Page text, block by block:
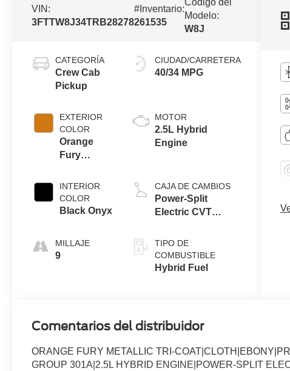
VIN:
3FTTW8J34TRB28278
#Inventario:
261535
Código del
Modelo:
W8J
CATEGORÍA
Crew Cab
Pickup
EXTERIOR
COLOR
Orange
Fury
Coat
INTERIOR
COLOR
Black Onyx
MILLAJE
9
CIUDAD/CARRETERA
40/34 MPG
MOTOR
2.5L Hybrid
Engine
CAJA DE CAMBIOS
Power-Split
Electric CVT
TIPO DE
COMBUSTIBLE
Hybrid Fuel
Comentarios del distribuidor
ORANGE FURY METALLIC TRI-
GROUP 301A|2.5L HYBRID ENGINE|POWER-SPLIT